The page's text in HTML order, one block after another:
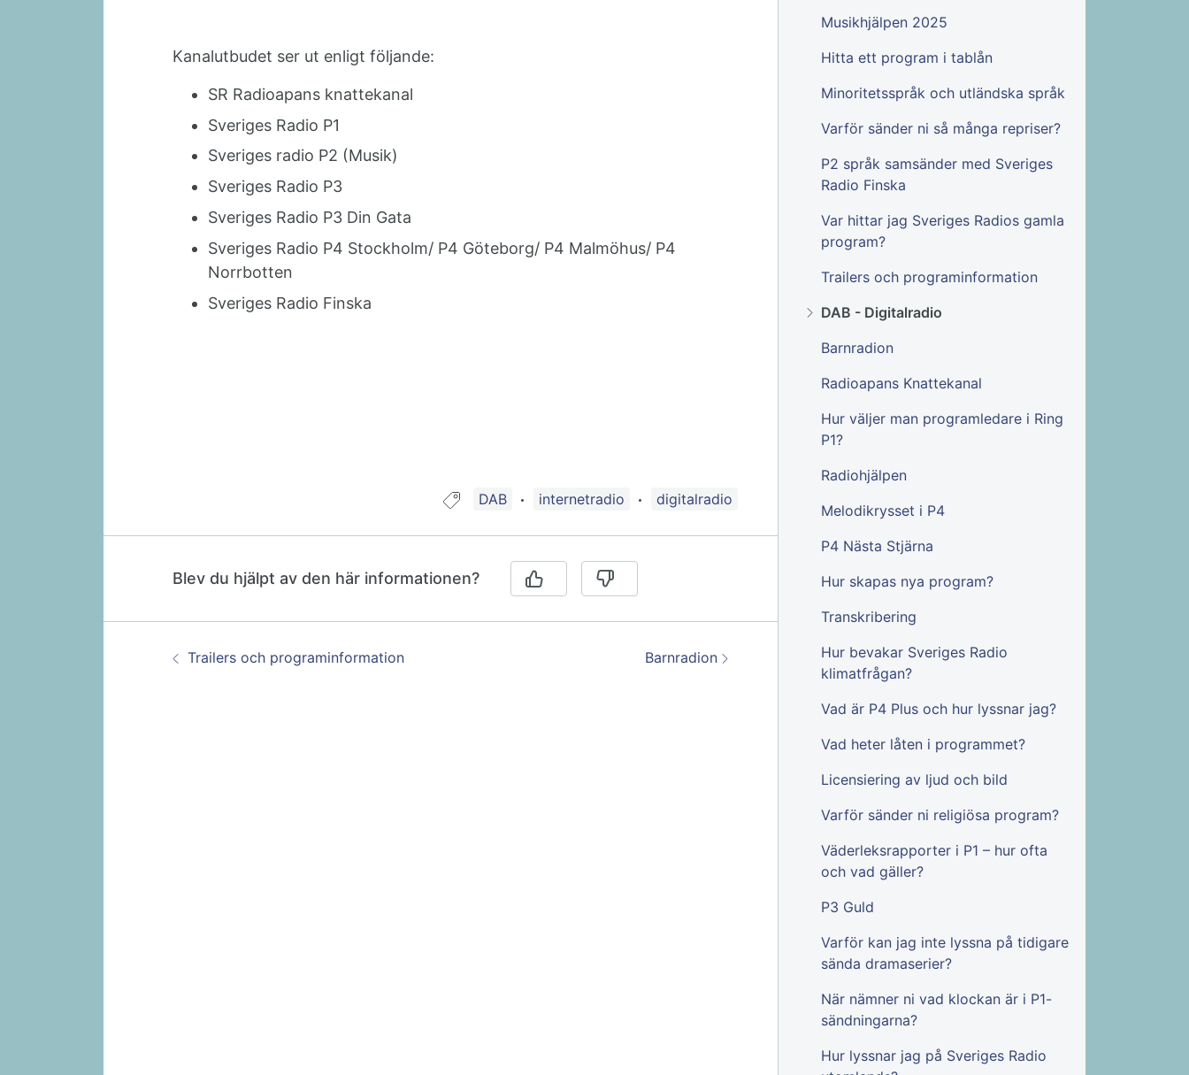
Kanalutbudet ser ut enligt följande:
SR Radioapans knattekanal
Sveriges Radio P1
Sveriges radio P2 (Musik)
Sveriges Radio P3
Sveriges Radio P3 Din Gata
Sveriges Radio P4 Stockholm/ P4 Göteborg/ P4 Malmöhus/ P4
Norrbotten
Sveriges Radio Finska
Guide taggad med:
DAB internetradio digitalradio
Blev du hjälpt av den här informationen?
Guidenavigering
Föregående:
Trailers och programinformation Nästa:
Barnradion
Musikhjälpen 2025
Hitta ett program i tablån
Minoritetsspråk och utländska språk
Varför sänder ni så många repriser?
P2 språk samsänder med Sveriges
Radio Finska
Var hittar jag Sveriges Radios gamla
program?
Trailers och programinformation
DAB - Digitalradio
Barnradion
Radioapans Knattekanal
Hur väljer man programledare i Ring
P1?
Radiohjälpen
Melodikrysset i P4
P4 Nästa Stjärna
Hur skapas nya program?
Transkribering
Hur bevakar Sveriges Radio
klimatfrågan?
Vad är P4 Plus och hur lyssnar jag?
Vad heter låten i programmet?
Licensiering av ljud och bild
Varför sänder ni religiösa program?
Väderleksrapporter i P1 – hur ofta
och vad gäller?
P3 Guld
Varför kan jag inte lyssna på tidigare
sända dramaserier?
När nämner ni vad klockan är i P1-
sändningarna?
Hur lyssnar jag på Sveriges Radio